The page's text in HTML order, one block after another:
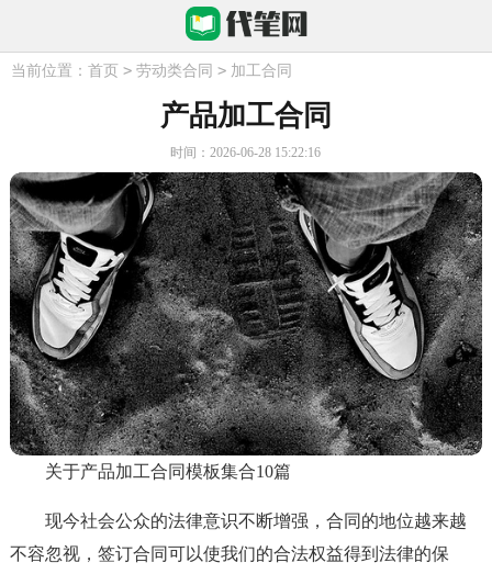
当前位置： 首页 > 劳动类合同 > 加工合同
产品加工合同
时间：2026-06-28 15:22:16
关于产品加工合同模板集合10篇
现今社会公众的法律意识不断增强，合同的地位越来越
不容忽视，签订合同可以使我们的合法权益得到法律的保